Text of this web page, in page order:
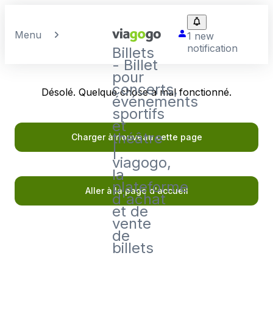
Menu
Billets
- Billet
pour
concerts,
événements
sportifs
et
théâtre
|
viagogo,
la
plateforme
d'achat
et de
vente
de
billets
1 new
notification
Désolé. Quelque chose a mal fonctionné.
Charger à nouveau cette page
Aller à la page d'accueil